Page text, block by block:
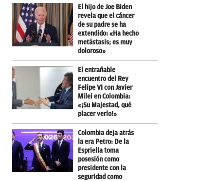
El hijo de Joe Biden
revela que el cáncer
de su padre se ha
extendido: «Ha hecho
metástasis; es muy
doloroso»
El entrañable
encuentro del Rey
Felipe VI con Javier
Milei en Colombia:
«¡Su Majestad, qué
placer verlo!»
Colombia deja atrás
la era Petro: De la
Espriella toma
posesión como
presidente con la
seguridad como